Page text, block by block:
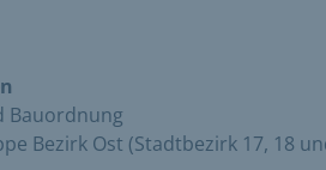
Bauordnung
Bezirk Ost (Stadtbezirk 17, 18